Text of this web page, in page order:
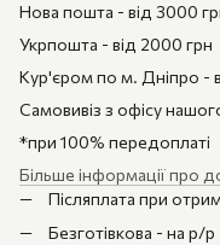
Нова пошта - від 3000
Укрпошта - від 2000 грн
Кур'єром по м. Дніпро -
Самовивіз з офісу
*при 100% передоплаті
Більше інформації про
Післяплата при
Безготівкова - на р/р